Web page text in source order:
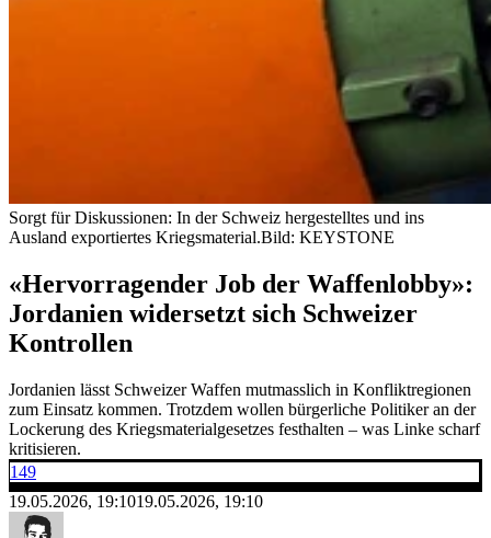
Sorgt für Diskussionen: In der Schweiz hergestelltes und ins
Ausland exportiertes Kriegsmaterial.Bild: KEYSTONE
«Hervorragender Job der Waffenlobby»:
Jordanien widersetzt sich Schweizer
Kontrollen
Jordanien lässt Schweizer Waffen mutmasslich in Konfliktregionen
zum Einsatz kommen. Trotzdem wollen bürgerliche Politiker an der
Lockerung des Kriegsmaterialgesetzes festhalten – was Linke scharf
kritisieren.
149
19.05.2026, 19:1019.05.2026, 19:10